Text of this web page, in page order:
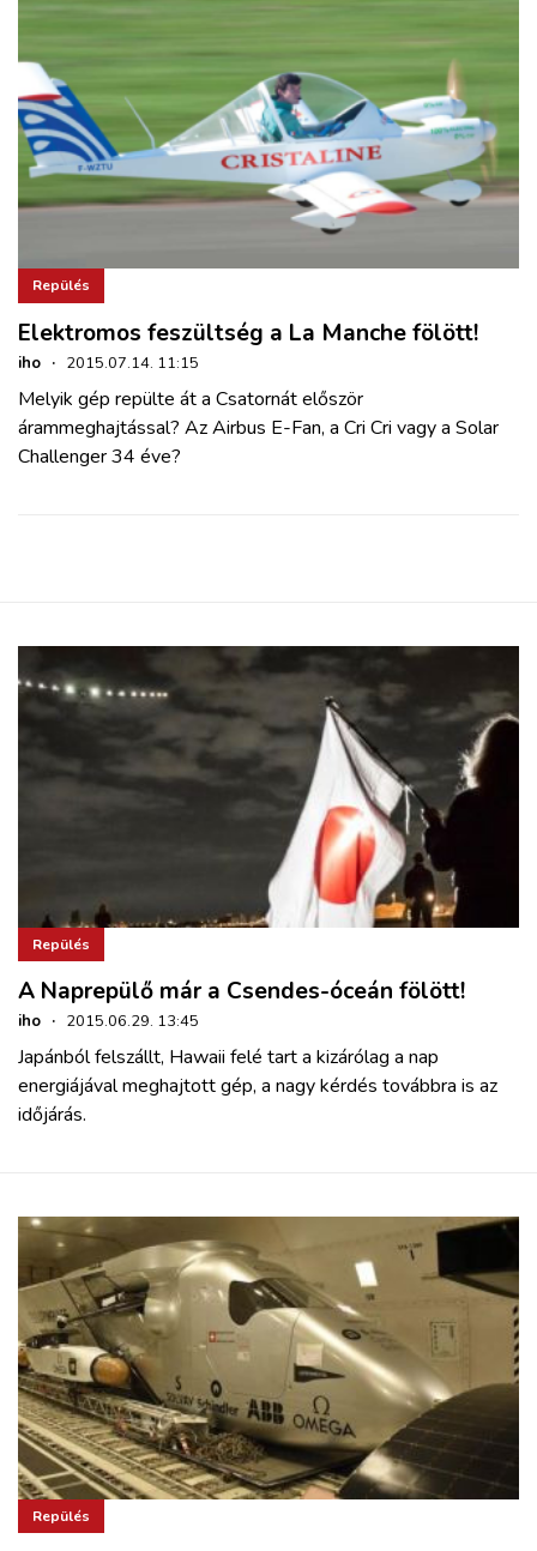
Repülés
Elektromos feszültség a La Manche fölött!
iho · 2015.07.14. 11:15
Melyik gép repülte át a Csatornát először
árammeghajtással? Az Airbus E-Fan, a Cri Cri vagy a Solar
Challenger 34 éve?
Repülés
A Naprepülő már a Csendes-óceán fölött!
iho · 2015.06.29. 13:45
Japánból felszállt, Hawaii felé tart a kizárólag a nap
energiájával meghajtott gép, a nagy kérdés továbbra is az
időjárás.
Repülés